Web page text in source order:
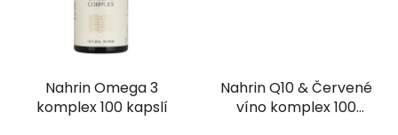
Nahrin Omega 3
komplex 100 kapslí
Nahrin Q10 & Červené
víno komplex 100